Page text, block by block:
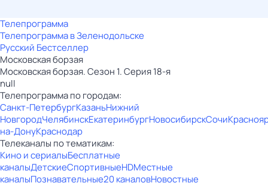
Телепрограмма
Телепрограмма в Зеленодольске
Русский Бестселлер
Московская борзая
Московская борзая. Сезон 1. Серия 18-я
null
Телепрограмма по городам:
Санкт-ПетербургКазаньНижний
НовгородЧелябинскЕкатеринбургНовосибирскСочи
на-ДонуКраснодар
Телеканалы по тематикам:
Кино и сериалыБесплатные
каналыДетскиеСпортивныеHDМестные
каналыПознавательные20 каналовНовостные